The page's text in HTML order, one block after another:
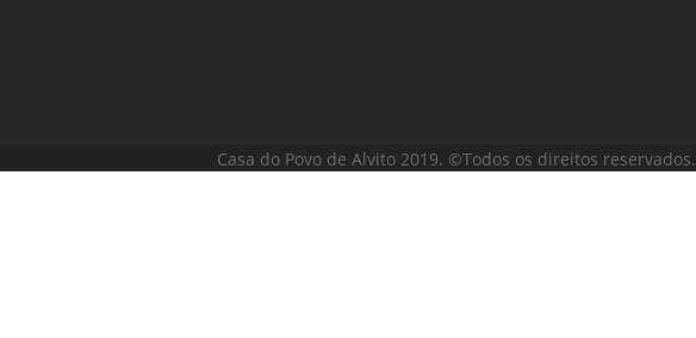
Casa do Povo de Alvito 2019. ©Todos os direitos reservados.